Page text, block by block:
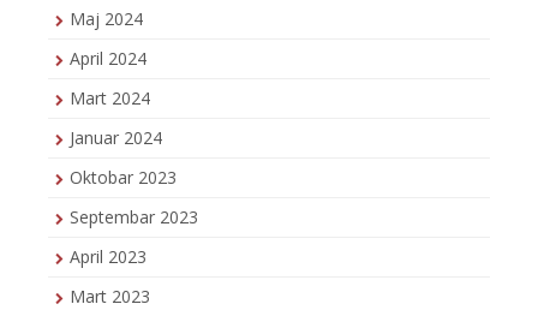
Maj 2024
April 2024
Mart 2024
Januar 2024
Oktobar 2023
Septembar 2023
April 2023
Mart 2023